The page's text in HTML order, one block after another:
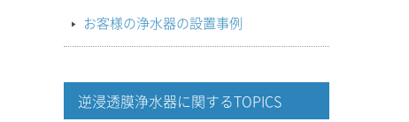
お客様の浄水器の設置事例
逆浸透膜浄水器に関するTOPICS